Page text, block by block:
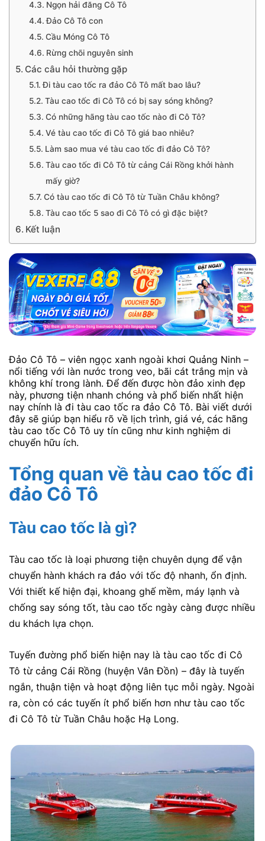
Ngọn hải đăng Cô Tô
Đảo Cô Tô con
Cầu Móng Cô Tô
Rừng chõi nguyên sinh
Các câu hỏi thường gặp
Đi tàu cao tốc ra đảo Cô Tô mất bao lâu?
Tàu cao tốc đi Cô Tô có bị say sóng không?
Có những hãng tàu cao tốc nào đi Cô Tô?
Vé tàu cao tốc đi Cô Tô giá bao nhiêu?
Làm sao mua vé tàu cao tốc đi đảo Cô Tô?
Tàu cao tốc đi Cô Tô từ cảng Cái Rồng khởi hành
mấy giờ?
Có tàu cao tốc đi Cô Tô từ Tuần Châu không?
Tàu cao tốc 5 sao đi Cô Tô có gì đặc biệt?
Kết luận
Đảo Cô Tô – viên ngọc xanh ngoài khơi Quảng Ninh –
nổi tiếng với làn nước trong veo, bãi cát trắng mịn và
không khí trong lành. Để đến được hòn đảo xinh đẹp
này, phương tiện nhanh chóng và phổ biến nhất hiện
nay chính là đi tàu cao tốc ra đảo Cô Tô. Bài viết dưới
đây sẽ giúp bạn hiểu rõ về lịch trình, giá vé, các hãng
tàu cao tốc Cô Tô uy tín cũng như kinh nghiệm di
chuyển hữu ích.
Tổng quan về tàu cao tốc đi
đảo Cô Tô
Tàu cao tốc là gì?
Tàu cao tốc là loại phương tiện chuyên dụng để vận
chuyển hành khách ra đảo với tốc độ nhanh, ổn định.
Với thiết kế hiện đại, khoang ghế mềm, máy lạnh và
chống say sóng tốt, tàu cao tốc ngày càng được nhiều
du khách lựa chọn.
Tuyến đường phổ biến hiện nay là tàu cao tốc đi Cô
Tô từ cảng Cái Rồng (huyện Vân Đồn) – đây là tuyến
ngắn, thuận tiện và hoạt động liên tục mỗi ngày. Ngoài
ra, còn có các tuyến ít phổ biến hơn như tàu cao tốc
đi Cô Tô từ Tuần Châu hoặc Hạ Long.